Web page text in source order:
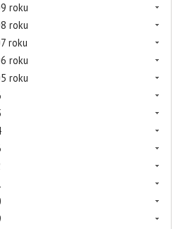
roku
roku
roku
roku
roku